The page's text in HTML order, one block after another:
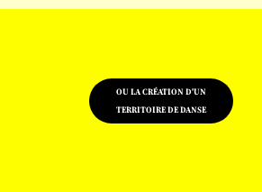
OU LA CRÉATION D'UN
TERRITOIRE DE DANSE